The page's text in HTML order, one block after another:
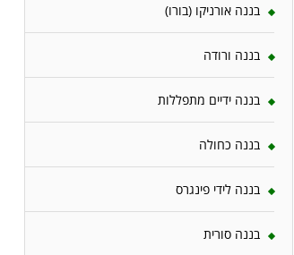
בננה אורניקו (בורו)
בננה ורודה
בננה ידיים מתפללות
בננה כחולה
בננה לידי פינגרס
בננה סורית